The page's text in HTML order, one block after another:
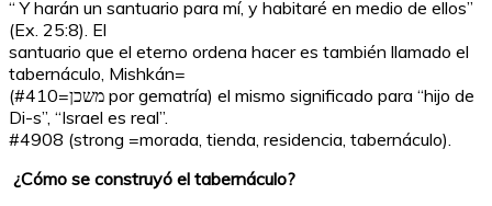
“ Y harán un santuario para mí, y habitaré en medio de ellos”
(Ex. 25:8). El
santuario que el eterno ordena hacer es también llamado el
tabernáculo, Mishkán=
(משכן=#410 por gematría) el mismo significado para “hijo de
Di-s”, “Israel es real”.
#4908 (strong =morada, tienda, residencia, tabernáculo).
¿Cómo se construyó el tabernáculo?